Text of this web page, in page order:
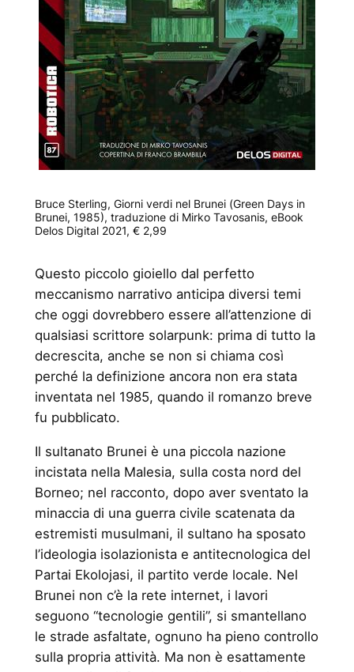
Bruce Sterling, Giorni verdi nel Brunei (Green Days in
Brunei, 1985), traduzione di Mirko Tavosanis, eBook
Delos Digital 2021, € 2,99
Questo piccolo gioiello dal perfetto
meccanismo narrativo anticipa diversi temi
che oggi dovrebbero essere all’attenzione di
qualsiasi scrittore solarpunk: prima di tutto la
decrescita, anche se non si chiama così
perché la definizione ancora non era stata
inventata nel 1985, quando il romanzo breve
fu pubblicato.
Il sultanato Brunei è una piccola nazione
incistata nella Malesia, sulla costa nord del
Borneo; nel racconto, dopo aver sventato la
minaccia di una guerra civile scatenata da
estremisti musulmani, il sultano ha sposato
l’ideologia isolazionista e antitecnologica del
Partai Ekolojasi, il partito verde locale. Nel
Brunei non c’è la rete internet, i lavori
seguono “tecnologie gentili”, si smantellano
le strade asfaltate, ognuno ha pieno controllo
sulla propria attività. Ma non è esattamente